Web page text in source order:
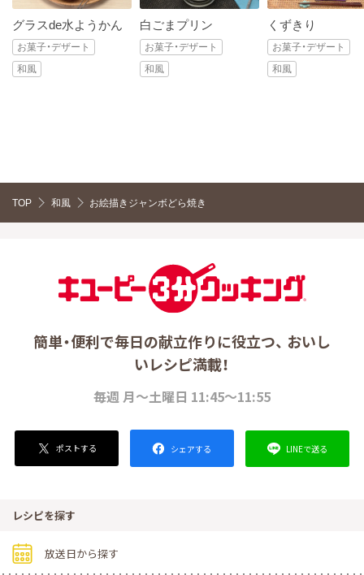
グラスde水ようかん
お菓子・デザート
和風
白ごまプリン
お菓子・デザート
和風
くずきり
お菓子・デザート
和風
TOP 和風 お絵描きジャンボどら焼き
簡単・便利で毎日の献立作りに役立つ、 おいし
いレシピ満載！
毎週 月～土曜日 11:45～11:55
ポストする シェアする LINEで送る
レシピを探す
放送日から探す